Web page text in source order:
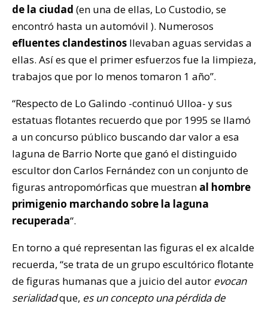
de la ciudad (en una de ellas, Lo Custodio, se
encontró hasta un automóvil ). Numerosos
efluentes clandestinos llevaban aguas servidas a
ellas. Así es que el primer esfuerzos fue la limpieza,
trabajos que por lo menos tomaron 1 año”.
“Respecto de Lo Galindo -continuó Ulloa- y sus
estatuas flotantes recuerdo que por 1995 se llamó
a un concurso público buscando dar valor a esa
laguna de Barrio Norte que ganó el distinguido
escultor don Carlos Fernández con un conjunto de
figuras antropomórficas que muestran al hombre
primigenio marchando sobre la laguna
recuperada“.
En torno a qué representan las figuras el ex alcalde
recuerda, “se trata de un grupo escultórico flotante
de figuras humanas que a juicio del autor evocan
serialidadque, es un concepto una pérdida de